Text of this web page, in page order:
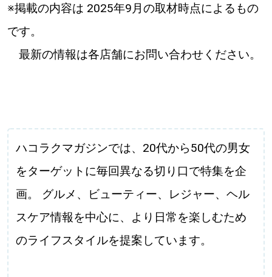
※掲載の内容は 2025年9月の取材時点によるもの
です。
最新の情報は各店舗にお問い合わせください。
ハコラクマガジンでは、20代から50代の男女
をターゲットに毎回異なる切り口で特集を企
画。 グルメ、ビューティー、レジャー、ヘル
スケア情報を中心に、より日常を楽しむため
のライフスタイルを提案しています。